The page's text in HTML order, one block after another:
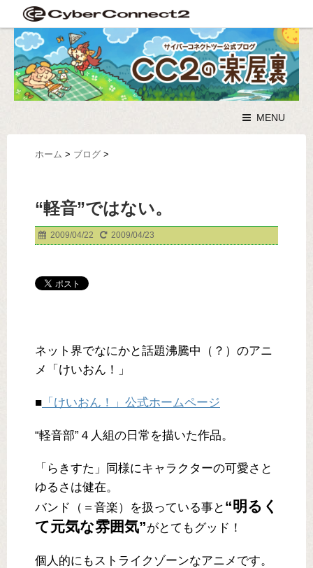
MENU
ホーム > ブログ >
“軽音”ではない。
2009/04/22 2009/04/23
ネット界でなにかと話題沸騰中（？）のアニ
メ「けいおん！」
■ 「けいおん！」公式ホームページ
“軽音部”４人組の日常を描いた作品。
「らきすた」同様にキャラクターの可愛さと
ゆるさは健在。
バンド（＝音楽）を扱っている事と “明るく
て元気な雰囲気”がとてもグッド！
個人的にもストライクゾーンなアニメです。